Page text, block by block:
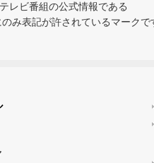
レビ番組の公式情報である
み表記が許されているマークで